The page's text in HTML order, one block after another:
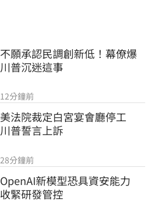
不願承認民調創新低！幕僚爆
川普沉迷這事
12分鐘前
美法院裁定白宮宴會廳停工
川普誓言上訴
28分鐘前
OpenAI新模型恐具資安能力
收緊研發管控